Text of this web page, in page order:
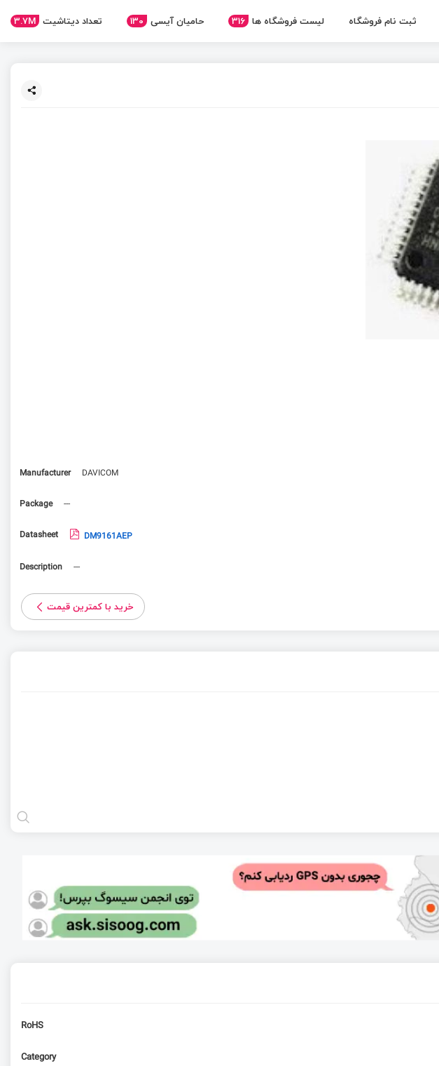
ثبت نام فروشگاه لیست فروشگاه ها 316 حامیان آیسی 130 تعداد دیتاشیت 3.7M
Manufacturer
DAVICOM
Package ---
Datasheet DM9161AEP
Description ---
خرید با کمترین قیمت
RoHS
Category